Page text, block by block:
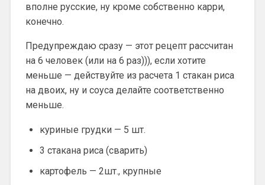
вполне русские, ну кроме собственно карри,
конечно.
Предупреждаю сразу — этот рецепт рассчитан
на 6 человек (или на 6 раз))), если хотите
меньше — действуйте из расчета 1 стакан риса
на двоих, ну и соуса делайте соответственно
меньше.
куриные грудки — 5 шт.
3 стакана риса (сварить)
картофель — 2шт., крупные